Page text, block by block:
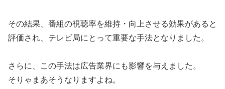
その結果、番組の視聴率を維持・向上させる効果があると
評価され、テレビ局にとって重要な手法となりました。
さらに、この手法は広告業界にも影響を与えました。
そりゃまあそうなりますよね。